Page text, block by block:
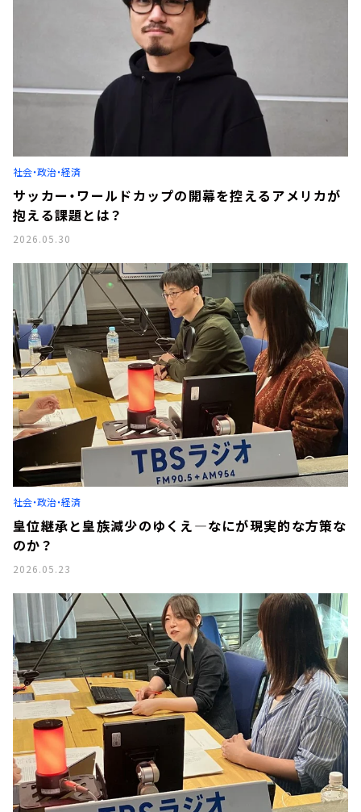
社会・政治・経済
サッカー・ワールドカップの開幕を控えるアメリカが
抱える課題とは？
2026.05.30
社会・政治・経済
皇位継承と皇族減少のゆくえ―なにが現実的な方策な
のか？
2026.05.23